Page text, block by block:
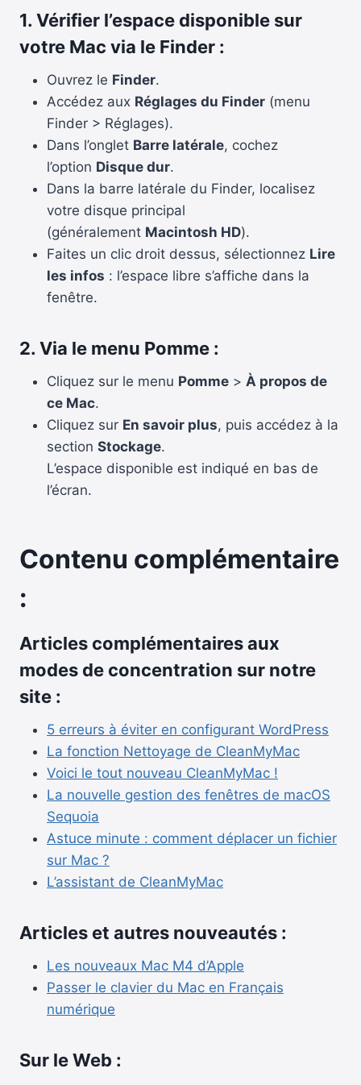
1. Vérifier l’espace disponible sur
votre Mac via le Finder :
Ouvrez le Finder.
Accédez aux Réglages du Finder (menu
Finder > Réglages).
Dans l’onglet Barre latérale, cochez
l’option Disque dur.
Dans la barre latérale du Finder, localisez
votre disque principal
(généralement Macintosh HD).
Faites un clic droit dessus, sélectionnez Lire
les infos : l’espace libre s’affiche dans la
fenêtre.
2. Via le menu Pomme :
Cliquez sur le menu Pomme > À propos de
ce Mac.
Cliquez sur En savoir plus, puis accédez à la
section Stockage.
L’espace disponible est indiqué en bas de
l’écran.
Contenu complémentaire
:
Articles complémentaires aux
modes de concentration sur notre
site :
5 erreurs à éviter en configurant WordPress
La fonction Nettoyage de CleanMyMac
Voici le tout nouveau CleanMyMac !
La nouvelle gestion des fenêtres de macOS
Sequoia
Astuce minute : comment déplacer un fichier
sur Mac ?
L’assistant de CleanMyMac
Articles et autres nouveautés :
Les nouveaux Mac M4 d’Apple
Passer le clavier du Mac en Français
numérique
Sur le Web :